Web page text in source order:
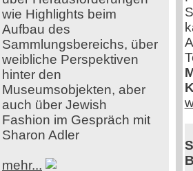
wie Highlights beim
Aufbau des
Sammlungsbereichs, über
weibliche Perspektiven
hinter den
Museumsobjekten, aber
auch über Jewish
Fashion im Gespräch mit
Sharon Adler
mehr...